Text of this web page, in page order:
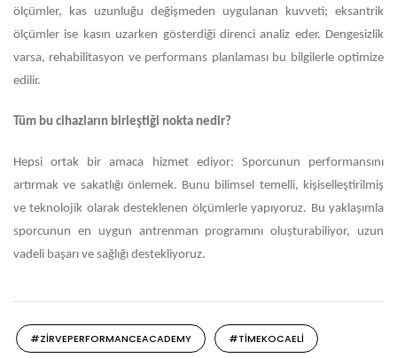
ölçümler, kas uzunluğu değişmeden uygulanan kuvveti; eksantrik
ölçümler ise kasın uzarken gösterdiği direnci analiz eder. Dengesizlik
varsa, rehabilitasyon ve performans planlaması bu bilgilerle optimize
edilir.
Tüm bu cihazların birleştiği nokta nedir?
Hepsi ortak bir amaca hizmet ediyor: Sporcunun performansını
artırmak ve sakatlığı önlemek. Bunu bilimsel temelli, kişiselleştirilmiş
ve teknolojik olarak desteklenen ölçümlerle yapıyoruz. Bu yaklaşımla
sporcunun en uygun antrenman programını oluşturabiliyor, uzun
vadeli başarı ve sağlığı destekliyoruz.
#ZIRVEPERFORMANCEACADEMY #TIMEKOCAELI